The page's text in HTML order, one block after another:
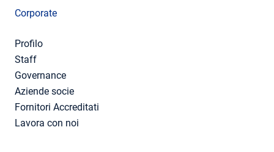
Corporate
Profilo
Staff
Governance
Aziende socie
Fornitori Accreditati
Lavora con noi